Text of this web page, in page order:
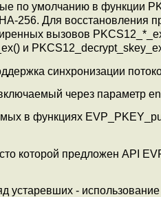
по умолчанию в функции
256. Для восстановления
вызовов
и
синхронизации
через параметр
в функциях
которой предложен API
устаревших -